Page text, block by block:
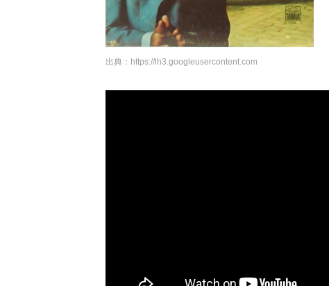
出典： https://lh3.googleusercontent.com